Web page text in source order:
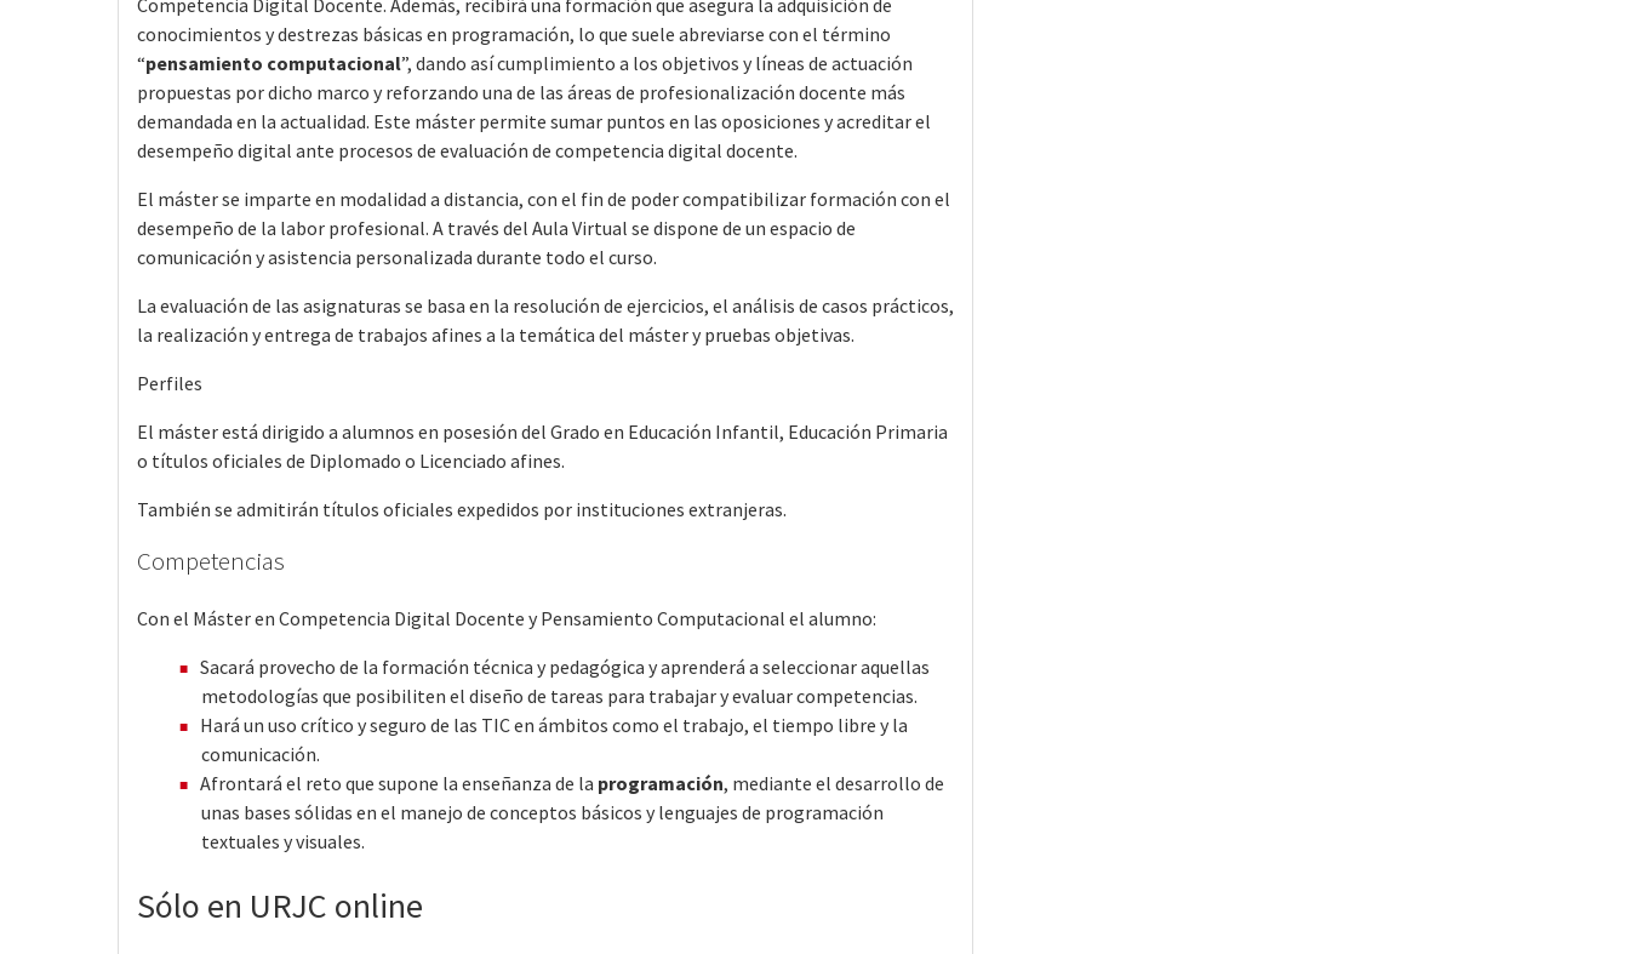
Competencia Digital Docente. Además, recibirá una formación que asegura la adquisición de
conocimientos y destrezas básicas en programación, lo que suele abreviarse con el término
“pensamiento computacional”, dando así cumplimiento a los objetivos y líneas de actuación
propuestas por dicho marco y reforzando una de las áreas de profesionalización docente más
demandada en la actualidad. Este máster permite sumar puntos en las oposiciones y acreditar el
desempeño digital ante procesos de evaluación de competencia digital docente.
El máster se imparte en modalidad a distancia, con el fin de poder compatibilizar formación con el
desempeño de la labor profesional. A través del Aula Virtual se dispone de un espacio de
comunicación y asistencia personalizada durante todo el curso.
La evaluación de las asignaturas se basa en la resolución de ejercicios, el análisis de casos prácticos,
la realización y entrega de trabajos afines a la temática del máster y pruebas objetivas.
Perfiles
El máster está dirigido a alumnos en posesión del Grado en Educación Infantil, Educación Primaria
o títulos oficiales de Diplomado o Licenciado afines.
También se admitirán títulos oficiales expedidos por instituciones extranjeras.
Competencias
Con el Máster en Competencia Digital Docente y Pensamiento Computacional el alumno:
Sacará provecho de la formación técnica y pedagógica y aprenderá a seleccionar aquellas
metodologías que posibiliten el diseño de tareas para trabajar y evaluar competencias.
Hará un uso crítico y seguro de las TIC en ámbitos como el trabajo, el tiempo libre y la
comunicación.
Afrontará el reto que supone la enseñanza de la programación, mediante el desarrollo de
unas bases sólidas en el manejo de conceptos básicos y lenguajes de programación
textuales y visuales.
Sólo en URJC online